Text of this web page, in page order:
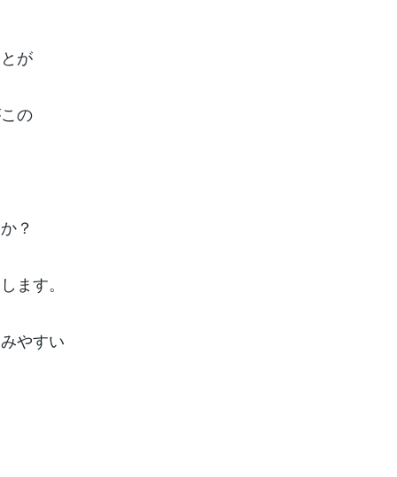
が
の
？
ます。
やすい